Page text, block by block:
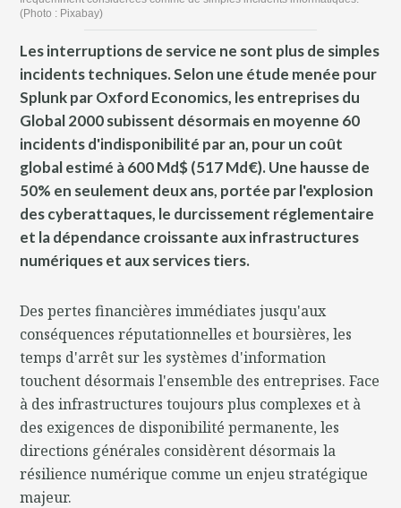
(Photo : Pixabay)
Les interruptions de service ne sont plus de simples
incidents techniques. Selon une étude menée pour
Splunk par Oxford Economics, les entreprises du
Global 2000 subissent désormais en moyenne 60
incidents d'indisponibilité par an, pour un coût
global estimé à 600 Md$ (517 Md€). Une hausse de
50% en seulement deux ans, portée par l'explosion
des cyberattaques, le durcissement réglementaire
et la dépendance croissante aux infrastructures
numériques et aux services tiers.
Des pertes financières immédiates jusqu'aux
conséquences réputationnelles et boursières, les
temps d'arrêt sur les systèmes d'information
touchent désormais l'ensemble des entreprises. Face
à des infrastructures toujours plus complexes et à
des exigences de disponibilité permanente, les
directions générales considèrent désormais la
résilience numérique comme un enjeu stratégique
majeur.